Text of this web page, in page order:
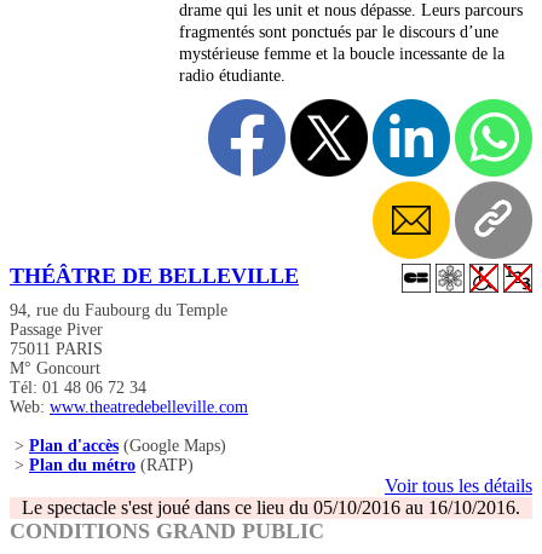
drame qui les unit et nous dépasse. Leurs parcours
fragmentés sont ponctués par le discours d’une
mystérieuse femme et la boucle incessante de la
radio étudiante.
THÉÂTRE DE BELLEVILLE
94, rue du Faubourg du Temple
Passage Piver
75011 PARIS
M° Goncourt
Tél: 01 48 06 72 34
Web: www.theatredebelleville.com
> Plan d'accès (Google Maps)
> Plan du métro (RATP)
Voir tous les détails
Le spectacle s'est joué dans ce lieu du 05/10/2016 au 16/10/2016.
CONDITIONS GRAND PUBLIC